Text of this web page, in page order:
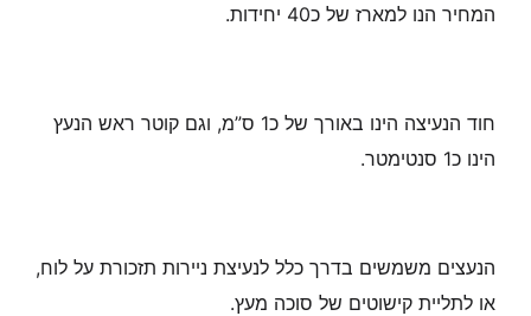
המחיר הנו למארז של כ40 יחידות.
חוד הנעיצה הינו באורך של כ1 ס”מ, וגם קוטר ראש הנעץ
הינו כ1 סנטימטר.
הנעצים משמשים בדרך כלל לנעיצת ניירות תזכורת על לוח,
או לתליית קישוטים של סוכה מעץ.